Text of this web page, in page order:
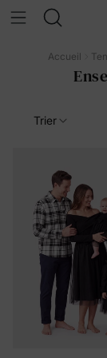
Accueil
Trier